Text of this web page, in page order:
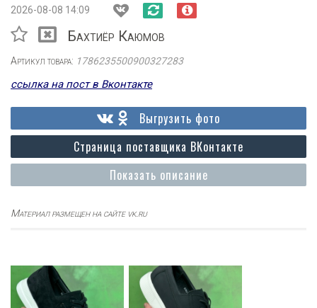
2026-08-08 14:09
Бахтиёр Каюмов
Артикул товара: 1786235500900327283
ссылка на пост в Вконтакте
Показать описание
Страница поставщика ВКонтакте
Выгрузить фото
Материал размещен на сайте vk.ru